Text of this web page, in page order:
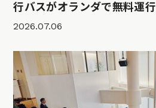
行バスがオランダで無料運行
2026.07.06